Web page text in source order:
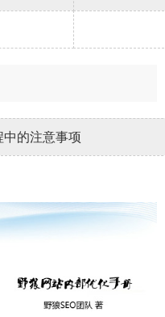
中的注意事项